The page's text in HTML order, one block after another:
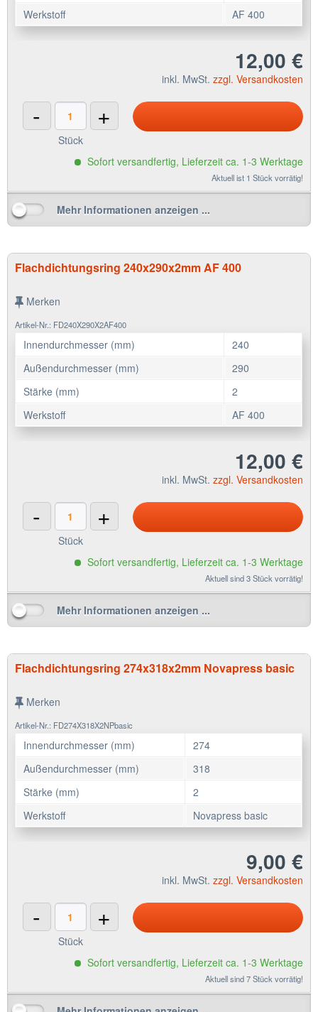
Werkstoff AF 400
12,00 €
inkl. MwSt. zzgl. Versandkosten
- +
Stück
Sofort versandfertig, Lieferzeit ca. 1-3 Werktage
Aktuell ist 1 Stück vorrätig!
Mehr Informationen anzeigen ...
Flachdichtungsring 240x290x2mm AF 400
Merken
Artikel-Nr.: FD240X290X2AF400
Innendurchmesser (mm)
240
Außendurchmesser (mm)
290
Stärke (mm)
2
Werkstoff
AF 400
12,00 €
inkl. MwSt. zzgl. Versandkosten
- +
Stück
Sofort versandfertig, Lieferzeit ca. 1-3 Werktage
Aktuell sind 3 Stück vorrätig!
Mehr Informationen anzeigen ...
Flachdichtungsring 274x318x2mm Novapress basic
Merken
Artikel-Nr.: FD274X318X2NPbasic
Innendurchmesser (mm)
274
Außendurchmesser (mm)
318
Stärke (mm)
2
Werkstoff
Novapress basic
9,00 €
inkl. MwSt. zzgl. Versandkosten
- +
Stück
Sofort versandfertig, Lieferzeit ca. 1-3 Werktage
Aktuell sind 7 Stück vorrätig!